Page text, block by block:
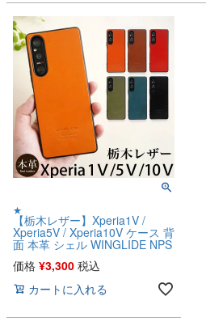
★
【栃木レザー】Xperia1V /
Xperia5V / Xperia10V ケース 背
面 本革 シェル WINGLIDE NPS
価格 ¥3,300 税込
カートに入れる